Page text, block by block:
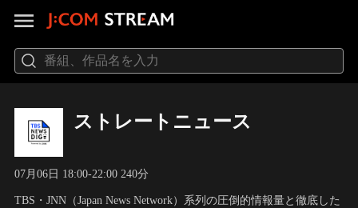
ストレートニュース
07月06日 18:00-22:00 240分
TBS・JNN（Japan News Network）系列の圧倒的情報量と徹底した